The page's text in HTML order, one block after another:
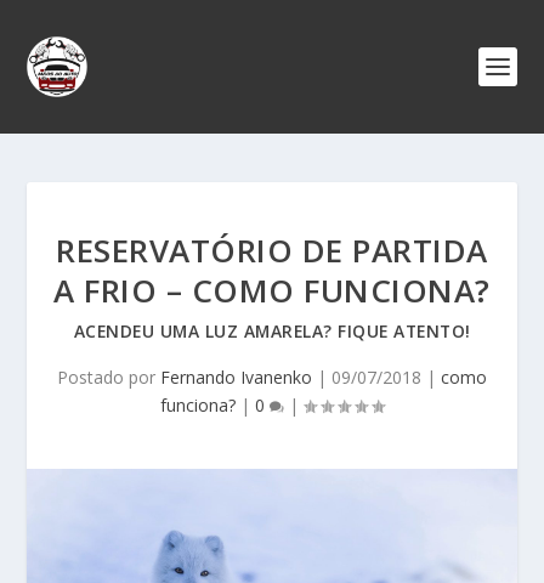
RESERVATÓRIO DE PARTIDA
A FRIO – COMO FUNCIONA?
ACENDEU UMA LUZ AMARELA? FIQUE ATENTO!
Postado por Fernando Ivanenko | 09/07/2018 | como
funciona? | 0 |